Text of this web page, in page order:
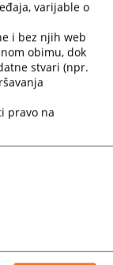
и
полицији
varijable o
i bez njih web
obimu, dok
stvari (npr.
pravo na